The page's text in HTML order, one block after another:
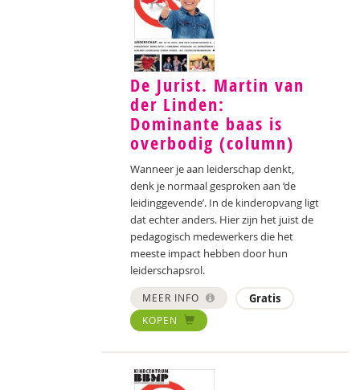
De Jurist. Martin van
der Linden:
Dominante baas is
overbodig (column)
Wanneer je aan leiderschap denkt,
denk je normaal gesproken aan ‘de
leidinggevende’. In de kinderopvang ligt
dat echter anders. Hier zijn het juist de
pedagogisch medewerkers die het
meeste impact hebben door hun
leiderschapsrol.
MEER INFO Gratis
KOPEN